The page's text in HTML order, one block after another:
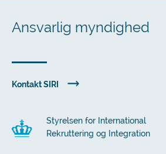
Ansvarlig myndighed
Kontakt SIRI
Styrelsen for International
Rekruttering og Integration